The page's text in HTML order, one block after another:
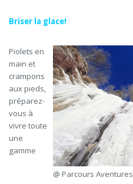
Briser la glace!
@ Parcours Aventures
Piolets en
main et
crampons
aux pieds,
préparez-
vous à
vivre toute
une
gamme